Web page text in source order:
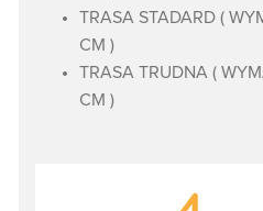
TRASA STADARD (
CM )
TRASA TRUDNA (
CM )